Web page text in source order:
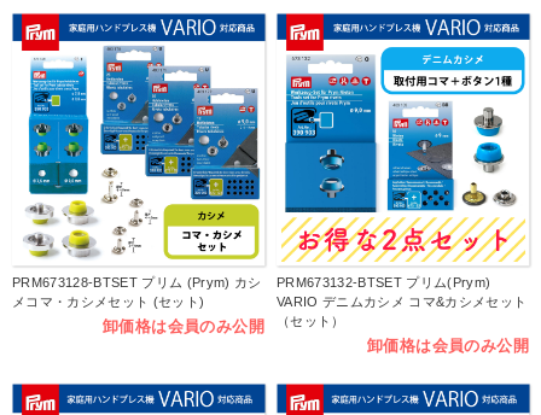
PRM673128-BTSET プリム (Prym) カシ
メコマ・カシメセット (セット)
卸価格は会員のみ公開
PRM673132-BTSET プリム(Prym)
VARIO デニムカシメ コマ&カシメセット
（セット）
卸価格は会員のみ公開